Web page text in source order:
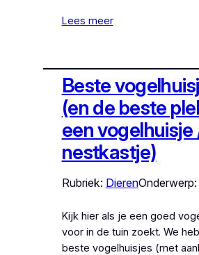
Lees meer
Beste
(en de beste
een vogelhuisje
nestkastje)
Rubriek: DierenOnderwerp:
Kijk hier als je een goed
voor in de tuin zoekt. We
beste vogelhuisjes (met